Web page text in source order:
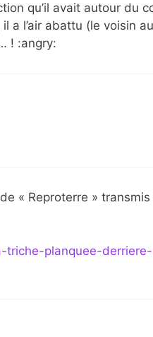
qu’il avait autour du
a l’air abattu (le voisin
! :angry:
« Reproterre » transmis
triche-planquee-